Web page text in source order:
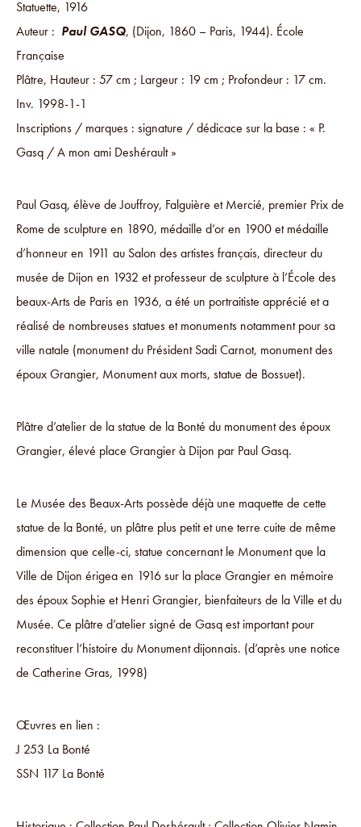
Statuette, 1916
Auteur : Paul GASQ, (Dijon, 1860 – Paris, 1944). École
Française
Plâtre, Hauteur : 57 cm ; Largeur : 19 cm ; Profondeur : 17 cm.
Inv. 1998-1-1
Inscriptions / marques : signature / dédicace sur la base : « P.
Gasq / A mon ami Deshérault »
Paul Gasq, élève de Jouffroy, Falguière et Mercié, premier Prix de
Rome de sculpture en 1890, médaille d’or en 1900 et médaille
d’honneur en 1911 au Salon des artistes français, directeur du
musée de Dijon en 1932 et professeur de sculpture à l’École des
beaux-Arts de Paris en 1936, a été un portraitiste apprécié et a
réalisé de nombreuses statues et monuments notamment pour sa
ville natale (monument du Président Sadi Carnot, monument des
époux Grangier, Monument aux morts, statue de Bossuet).
Plâtre d’atelier de la statue de la Bonté du monument des époux
Grangier, élevé place Grangier à Dijon par Paul Gasq.
Le Musée des Beaux-Arts possède déjà une maquette de cette
statue de la Bonté, un plâtre plus petit et une terre cuite de même
dimension que celle-ci, statue concernant le Monument que la
Ville de Dijon érigea en 1916 sur la place Grangier en mémoire
des époux Sophie et Henri Grangier, bienfaiteurs de la Ville et du
Musée. Ce plâtre d’atelier signé de Gasq est important pour
reconstituer l’histoire du Monument dijonnais. (d’après une notice
de Catherine Gras, 1998)
Œuvres en lien :
J 253 La Bonté
SSN 117 La Bonté